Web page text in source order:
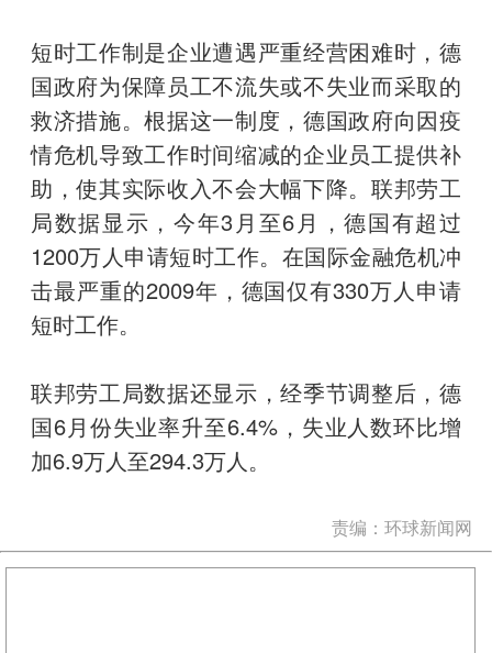
短时工作制是企业遭遇严重经营困难时，德
国政府为保障员工不流失或不失业而采取的
救济措施。根据这一制度，德国政府向因疫
情危机导致工作时间缩减的企业员工提供补
助，使其实际收入不会大幅下降。联邦劳工
局数据显示，今年3月至6月，德国有超过
1200万人申请短时工作。在国际金融危机冲
击最严重的2009年，德国仅有330万人申请
短时工作。
联邦劳工局数据还显示，经季节调整后，德
国6月份失业率升至6.4%，失业人数环比增
加6.9万人至294.3万人。
责编：环球新闻网